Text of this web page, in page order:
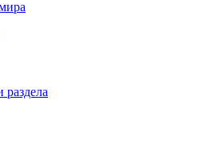
раздела